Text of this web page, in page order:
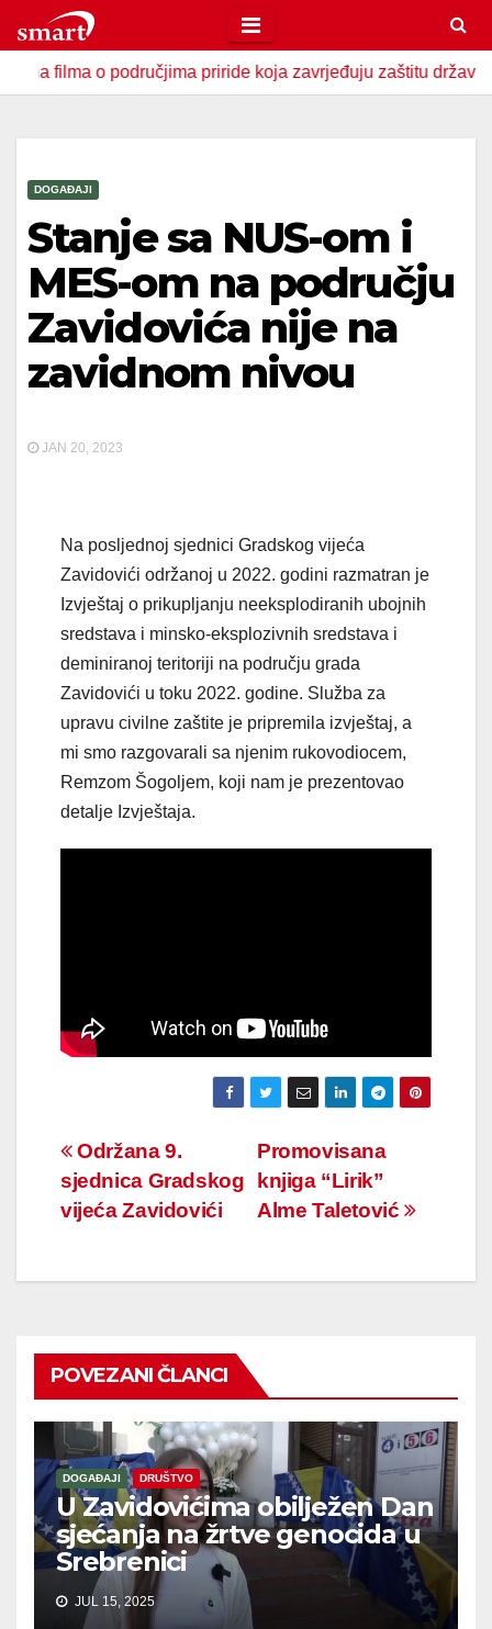
to
contento područjima priride koja zavrjeđuju zaštitu države U
DOGAĐAJI
Stanje sa NUS-om i
MES-om na području
Zavidovića nije na
zavidnom nivou
JAN 20, 2023
Na posljednoj sjednici Gradskog vijeća
Zavidovići održanoj u 2022. godini razmatran je
Izvještaj o prikupljanju neeksplodiranih ubojnih
sredstava i minsko-eksplozivnih sredstava i
deminiranoj teritoriji na području grada
Zavidovići u toku 2022. godine. Služba za
upravu civilne zaštite je pripremila izvještaj, a
mi smo razgovarali sa njenim rukovodiocem,
Remzom Šogoljem, koji nam je prezentovao
detalje Izvještaja.
Navigacija
članaka
Promovisana
knjiga “Lirik”
Alme Taletović
Održana 9.
sjednica Gradskog
vijeća Zavidovići
POVEZANI ČLANCI
DOGAĐAJI DRUŠTVO
U Zavidovićima obilježen Dan
sjećanja na žrtve genocida u
Srebrenici
JUL 15, 2025